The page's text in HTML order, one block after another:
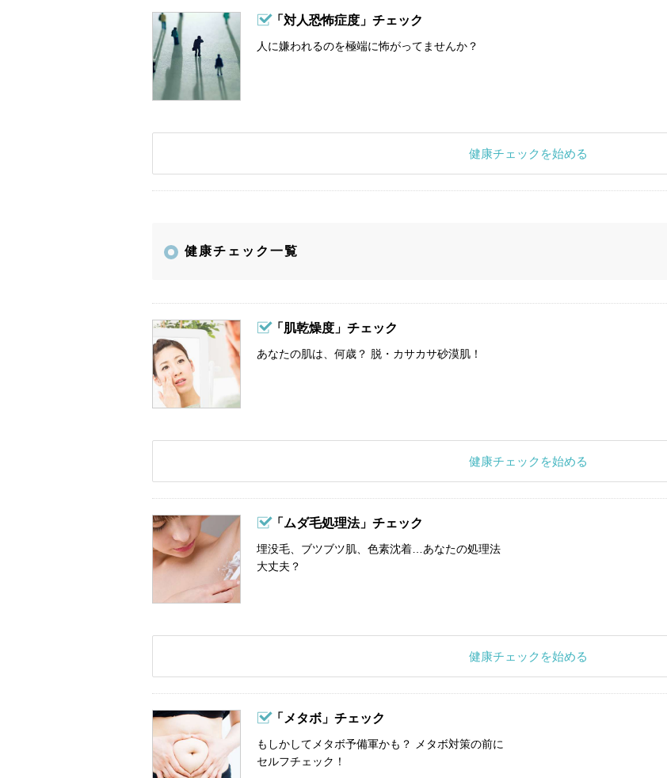
「対人恐怖症度」チェック
人に嫌われるのを極端に怖がってませんか？
健康チェックを始める
健康チェック一覧
「肌乾燥度」チェック
あなたの肌は、何歳？ 脱・カサカサ砂漠肌！
健康チェックを始める
「ムダ毛処理法」チェック
埋没毛、ブツブツ肌、色素沈着…あなたの処理法
大丈夫？
健康チェックを始める
「メタボ」チェック
もしかしてメタボ予備軍かも？ メタボ対策の前に
セルフチェック！